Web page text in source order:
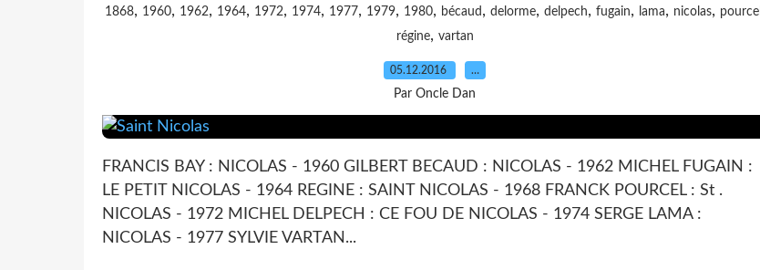
1868, 1960, 1962, 1964, 1972, 1974, 1977, 1979, 1980, bécaud , delorme, delpech, fugain, lama, nicolas, pourcel
régine, vartan
05.12.2016 …
Par Oncle Dan
FRANCIS BAY : NICOLAS - 1960 GILBERT BECAUD : NICOLAS - 1962 MICHEL FUGAIN :
LE PETIT NICOLAS - 1964 REGINE : SAINT NICOLAS - 1968 FRANCK POURCEL : St .
NICOLAS - 1972 MICHEL DELPECH : CE FOU DE NICOLAS - 1974 SERGE LAMA :
NICOLAS - 1977 SYLVIE VARTAN...